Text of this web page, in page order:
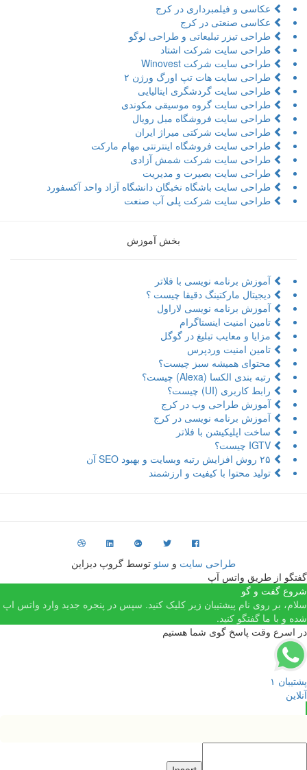
عکاسی و فیلمبرداری در کرج
عکاسی صنعتی در کرج
طراحی تیزر تبلیعاتی و طراحی لوگو
طراحی سایت شرکت اشتاد
طراحی سایت شرکت Winovest
طراحی سایت هات تپ اورگ ورژن ۲
طراحی سایت گردشگری ایتالیایی
طراحی سایت گروه موسیقی مکوندی
طراحی سایت فروشگاه مبل رویال
طراحی سایت شرکتی میراژ ایران
طراحی سایت فروشگاه اینترنتی مهام مارکت
طراحی سایت شرکت شمش آزادی
طراحی سایت بصیرت و مدیریت
طراحی سایت باشگاه نخبگان دانشگاه آزاد واحد آکسفورد
طراحی سایت شرکت پلی آب صنعت
بخش آموزش
آموزش برنامه نویسی با فلاتر
دیجیتال مارکتینگ دقیقا چیست ؟
آموزش برنامه نویسی لاراول
تامین امنیت اینستاگرام
مزایا و معایب تبلیغ در گوگل
تامین امنیت وردپرس
محتوای همیشه سبز چیست؟
رتبه بندی الکسا (Alexa) چیست؟
رابط کاربری (UI) چیست؟
آموزش طراحی وب در کرج
آموزش برنامه نویسی در کرج
ساخت اپلیکیشن با فلاتر
IGTV چیست؟
۲۵ روش افزایش رتبه وبسایت و بهبود SEO آن
تولید محتوا با کیفیت و ارزشمند
طراحی سایت و سئو توسط گروپ دیزاین
از طریق واتس آپ
گفت و گو
بر روی نام پیشتیبان زیر کلیک کنید. سپس در پنجره جدید وارد واتس اپ
و با ما گفتگو کنید.
اسرع وقت پاسخ گوی شما هستیم
۱